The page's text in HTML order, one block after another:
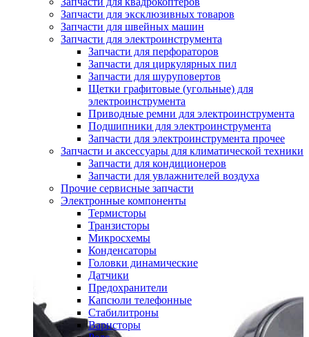
Запчасти для эксклюзивных товаров
Запчасти для швейных машин
Запчасти для электроинструмента
Запчасти для перфораторов
Запчасти для циркулярных пил
Запчасти для шуруповертов
Щетки графитовые (угольные) для
электроинструмента
Приводные ремни для электроинструмента
Подшипники для электроинструмента
Запчасти для электроинструмента прочее
Запчасти и аксессуары для климатической техники
Запчасти для кондиционеров
Запчасти для увлажнителей воздуха
Прочие сервисные запчасти
Электронные компоненты
Термисторы
Транзисторы
Микросхемы
Конденсаторы
Головки динамические
Датчики
Предохранители
Капсюли телефонные
Стабилитроны
Варисторы